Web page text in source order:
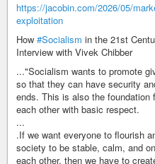
https://jacobin.com/2026/05/
exploitation
How #Socialism in the 21st
Interview with Vivek Chibber
..."Socialism wants to promote
so that they can have security
ends. This is also the
each other with basic respect.
...
.If we want everyone to flourish
society to be stable, calm, and
each other, then we have to